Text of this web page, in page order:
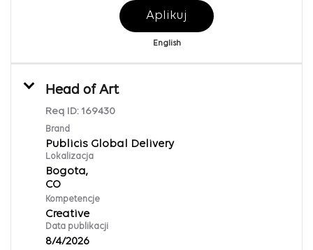
Aplikuj
English
Head of Art
Req ID: 169430
Brand
Publicis Global Delivery
Lokalizacja
Bogota,
Kompetencje
Creative
Data publikacji
8/4/2026